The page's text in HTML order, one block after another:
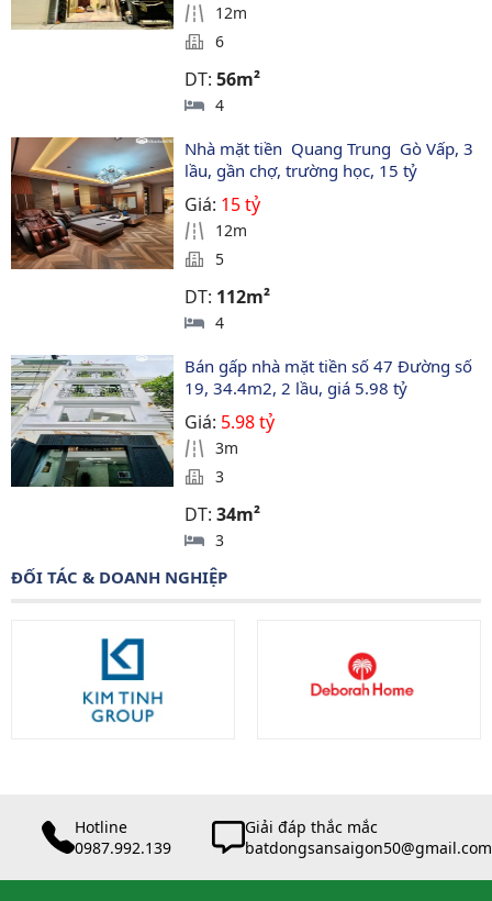
12m
6
DT:56m²
4
Nhà mặt tiền  Quang Trung  Gò Vấp, 3
lầu, gần chợ, trường học, 15 tỷ
Giá: 15 tỷ
12m
5
DT: 112m²
4
Bán gấp nhà mặt tiền số 47 Đường số
19, 34.4m2, 2 lầu, giá 5.98 tỷ
Giá: 5.98 tỷ
3m
3
DT:34m²
3
ĐỐI TÁC & DOANH NGHIỆP
Hotline
0987.992.139
Giải đáp thắc mắc
batdongsansaigon50@gmail.com